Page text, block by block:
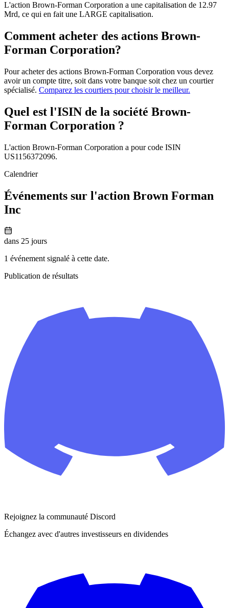
L'action Brown-Forman Corporation a une capitalisation de 12.97
Mrd, ce qui en fait une LARGE capitalisation.
Comment acheter des actions Brown-
Forman Corporation?
Pour acheter des actions Brown-Forman Corporation vous devez
avoir un compte titre, soit dans votre banque soit chez un courtier
spécialisé. Comparez les courtiers pour choisir le meilleur.
Quel est l'ISIN de la société Brown-
Forman Corporation ?
L'action Brown-Forman Corporation a pour code ISIN
US1156372096.
Calendrier
Événements sur l'action Brown Forman
Inc
dans 25 jours
1 événement signalé à cette date.
Publication de résultats
Rejoignez la communauté Discord
Échangez avec d'autres investisseurs en dividendes